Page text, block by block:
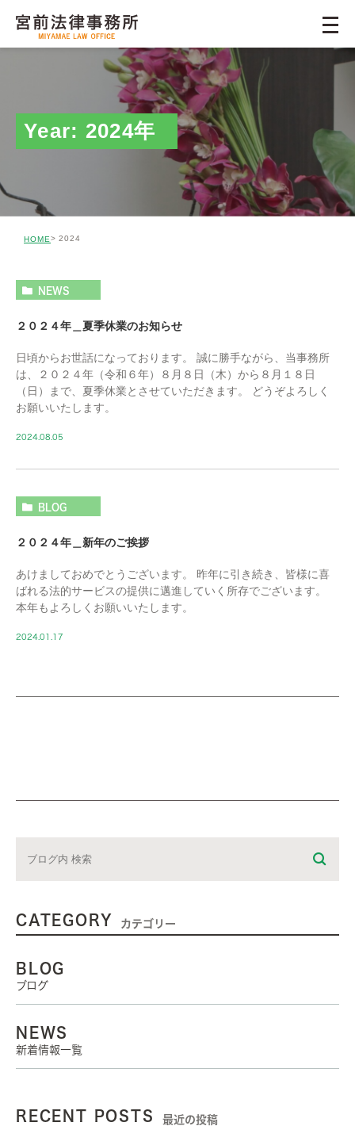
Year: 2024年
HOME 2024
NEWS
２０２４年＿夏季休業のお知らせ
日頃からお世話になっております。 誠に勝手ながら、当事務所
は、２０２４年（令和６年）８月８日（木）から８月１８日
（日）まで、夏季休業とさせていただきます。 どうぞよろしく
お願いいたします。
2024.08.05
BLOG
２０２４年＿新年のご挨拶
あけましておめでとうございます。 昨年に引き続き、皆様に喜
ばれる法的サービスの提供に邁進していく所存でございます。
本年もよろしくお願いいたします。
2024.01.17
CATEGORY カテゴリー
BLOG
ブログ
NEWS
新着情報一覧
RECENT POSTS 最近の投稿